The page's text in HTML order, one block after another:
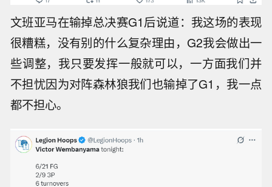
文班亚马在输掉总决赛G1后说道：我这场的表现
很糟糕，没有别的什么复杂理由，G2我会做出一
些调整，我只要发挥一般就可以，一方面我们并
不担忧因为对阵森林狼我们也输掉了G1，我一点
都不担心。